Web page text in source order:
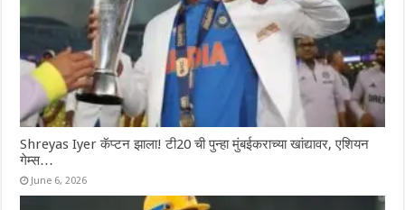
Shreyas Iyer कॅप्टन झाला! टी20 ची पुन्हा मुंबईकराच्या खांद्यावर, एशियन
गेम्स…
June 6, 2026